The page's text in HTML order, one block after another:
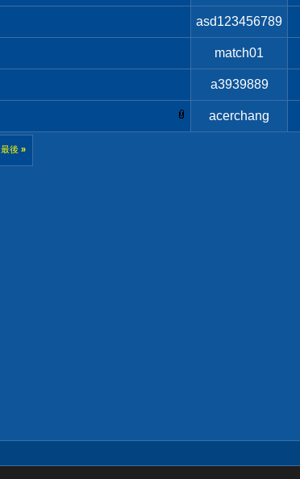
asd123456789
match01
a3939889
acerchang
最後 »